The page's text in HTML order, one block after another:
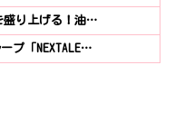
盛り上げる！油…
プ「NEXTALE…